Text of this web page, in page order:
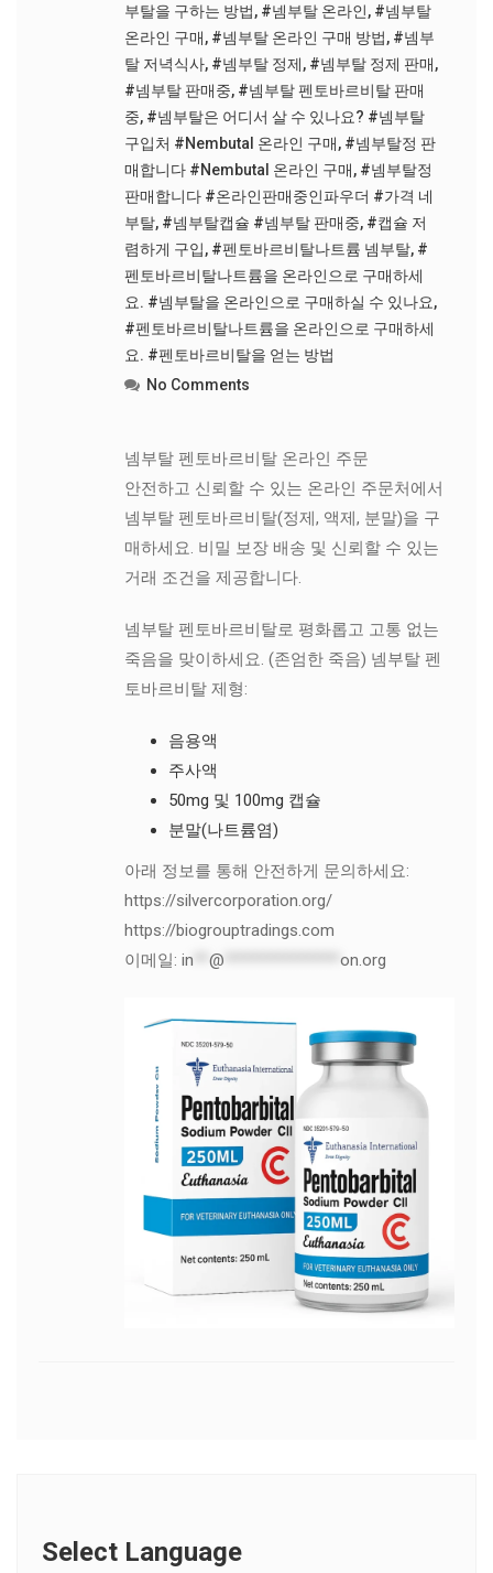
부탈을 구하는 방법, #넴부탈 온라인, #넴부탈
온라인 구매, #넴부탈 온라인 구매 방법, #넴부
탈 저녁식사, #넴부탈 정제, #넴부탈 정제 판매,
#넴부탈 판매중, #넴부탈 펜토바르비탈 판매
중, #넴부탈은 어디서 살 수 있나요? #넴부탈
구입처 #Nembutal 온라인 구매, #넴부탈정 판
매합니다 #Nembutal 온라인 구매, #넴부탈정
판매합니다 #온라인판매중인파우더 #가격 네
부탈, #넴부탈캡슐 #넴부탈 판매중, #캡슐 저
렴하게 구입, #펜토바르비탈나트륨 넴부탈, #
펜토바르비탈나트륨을 온라인으로 구매하세
요. #넴부탈을 온라인으로 구매하실 수 있나요,
#펜토바르비탈나트륨을 온라인으로 구매하세
요. #펜토바르비탈을 얻는 방법
No Comments
넴부탈 펜토바르비탈 온라인 주문
안전하고 신뢰할 수 있는 온라인 주문처에서
넴부탈 펜토바르비탈(정제, 액제, 분말)을 구
매하세요. 비밀 보장 배송 및 신뢰할 수 있는
거래 조건을 제공합니다.
넴부탈 펜토바르비탈로 평화롭고 고통 없는
죽음을 맞이하세요. (존엄한 죽음) 넴부탈 펜
토바르비탈 제형:
음용액
주사액
50mg 및 100mg 캡슐
분말(나트륨염)
아래 정보를 통해 안전하게 문의하세요:
https://silvercorporation.org/
https://biogrouptradings.com
이메일: in @ on.org
Select Language